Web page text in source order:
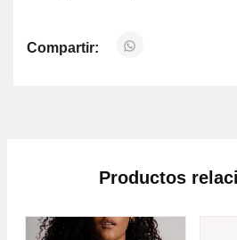
Compartir:
Productos